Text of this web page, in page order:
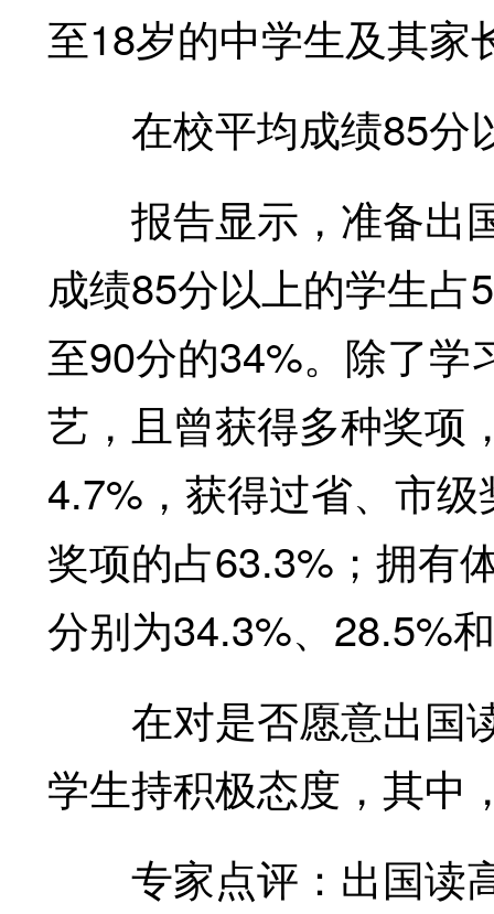
至18岁的中学生及其家
在校平均成绩85分
报告显示，准备出
成绩85分以上的学生
至90分的34%。除了学
艺，且曾获得多种奖项
4.7%，获得过省、市
奖项的占63.3%；拥有
分别为34.3%、28.5%
在对是否愿意出国
学生持积极态度，其中
专家点评：出国读